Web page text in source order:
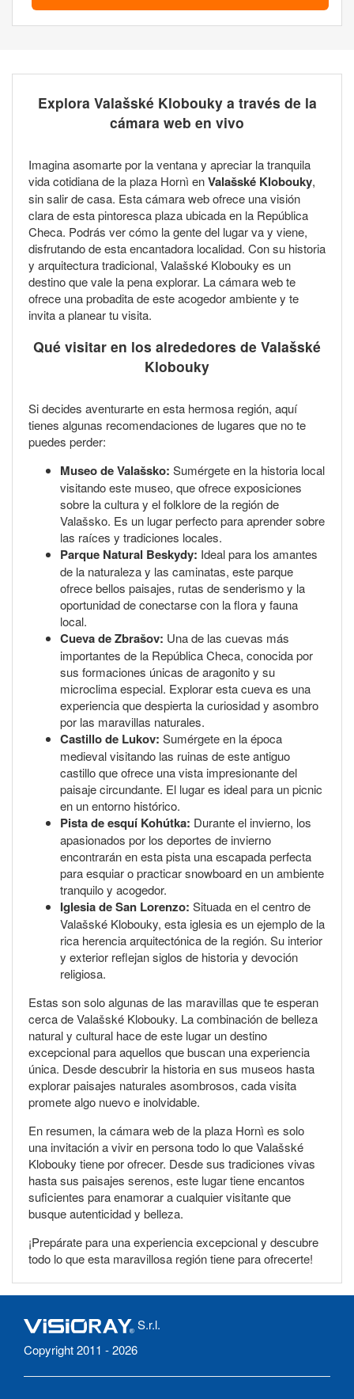
Explora Valašské Klobouky a través de la
cámara web en vivo
Imagina asomarte por la ventana y apreciar la tranquila
vida cotidiana de la plaza Hornì enValašské Klobouky,
sin salir de casa. Esta cámara web ofrece una visión
clara de esta pintoresca plaza ubicada en la República
Checa. Podrás ver cómo la gente del lugar va y viene,
disfrutando de esta encantadora localidad. Con su historia
y arquitectura tradicional, Valašské Klobouky es un
destino que vale la pena explorar. La cámara web te
ofrece una probadita de este acogedor ambiente y te
invita a planear tu visita.
Qué visitar en los alrededores de Valašské
Klobouky
Si decides aventurarte en esta hermosa región, aquí
tienes algunas recomendaciones de lugares que no te
puedes perder:
Museo de Valašsko: Sumérgete en la historia local
visitando este museo, que ofrece exposiciones
sobre la cultura y el folklore de la región de
Valašsko. Es un lugar perfecto para aprender sobre
las raíces y tradiciones locales.
Parque Natural Beskydy: Ideal para los amantes
de la naturaleza y las caminatas, este parque
ofrece bellos paisajes, rutas de senderismo y la
oportunidad de conectarse con la flora y fauna
local.
Cueva de Zbrašov: Una de las cuevas más
importantes de la República Checa, conocida por
sus formaciones únicas de aragonito y su
microclima especial. Explorar esta cueva es una
experiencia que despierta la curiosidad y asombro
por las maravillas naturales.
Castillo de Lukov: Sumérgete en la época
medieval visitando las ruinas de este antiguo
castillo que ofrece una vista impresionante del
paisaje circundante. El lugar es ideal para un picnic
en un entorno histórico.
Pista de esquí Kohútka: Durante el invierno, los
apasionados por los deportes de invierno
encontrarán en esta pista una escapada perfecta
para esquiar o practicar snowboard en un ambiente
tranquilo y acogedor.
Iglesia de San Lorenzo: Situada en el centro de
Valašské Klobouky, esta iglesia es un ejemplo de la
rica herencia arquitectónica de la región. Su interior
y exterior reflejan siglos de historia y devoción
religiosa.
Estas son solo algunas de las maravillas que te esperan
cerca de Valašské Klobouky. La combinación de belleza
natural y cultural hace de este lugar un destino
excepcional para aquellos que buscan una experiencia
única. Desde descubrir la historia en sus museos hasta
explorar paisajes naturales asombrosos, cada visita
promete algo nuevo e inolvidable.
En resumen, la cámara web de la plaza Hornì es solo
una invitación a vivir en persona todo lo que Valašské
Klobouky tiene por ofrecer. Desde sus tradiciones vivas
hasta sus paisajes serenos, este lugar tiene encantos
suficientes para enamorar a cualquier visitante que
busque autenticidad y belleza.
¡Prepárate para una experiencia excepcional y descubre
todo lo que esta maravillosa región tiene para ofrecerte!
S.r.l.
Copyright 2011 - 2026